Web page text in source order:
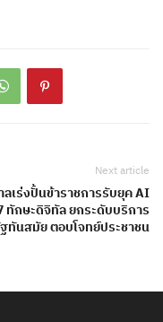
Next article
ลเร่งปั้นข้าราชการรับยุค AI
ทักษะดิจิทัล ยกระดับบริการ
ทันสมัย ตอบโจทย์ประชาชน